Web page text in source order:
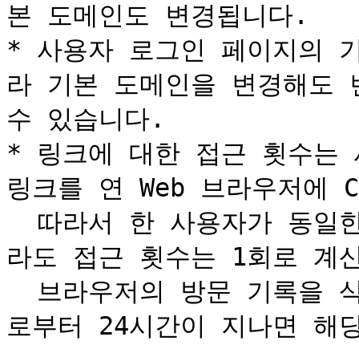
본 도메인도 변경됩니다.
* 사용자 로그인 페이지의
라 기본 도메인을 변경해도
수 있습니다.
* 링크에 대한 접근 횟수는
링크를 연 Web 브라우저에
라도 접근 횟수는 1회로 계
로부터 24시간이 지나면 해